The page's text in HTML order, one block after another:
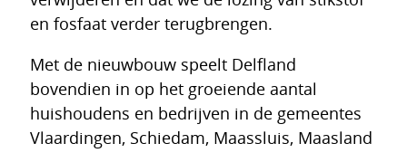
en fosfaat verder terugbrengen.
Met de nieuwbouw speelt Delfland
bovendien in op het groeiende aantal
huishoudens en bedrijven in de gemeentes
Vlaardingen, Schiedam, Maassluis, Maasland